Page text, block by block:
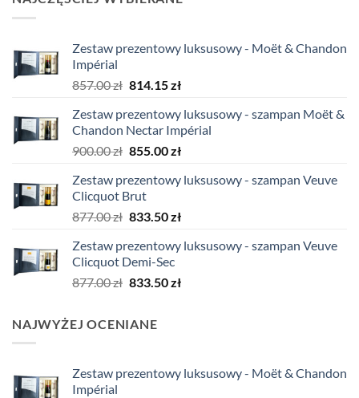
Zestaw prezentowy luksusowy - Moët & Chandon
Impérial
857.00zł Pierwotna
wynosiła:
857.00 zł.
814.15złAktualna
wynosi:
814.15 zł.
Zestaw prezentowy luksusowy - szampan Moët &
Chandon Nectar Impérial
900.00zł Pierwotna
wynosiła:
900.00 zł.
855.00złAktualna
wynosi:
Zestaw prezentowy luksusowy - szampan Veuve
Clicquot Brut
877.00zł Pierwotna
wynosiła:
877.00 zł.
833.50złAktualna
wynosi:
Zestaw prezentowy luksusowy - szampan Veuve
Clicquot Demi-Sec
877.00zł Pierwotna
877.00 zł.
833.50złAktualna
NAJWYŻEJ OCENIANE
Zestaw prezentowy luksusowy - Moët & Chandon
Impérial